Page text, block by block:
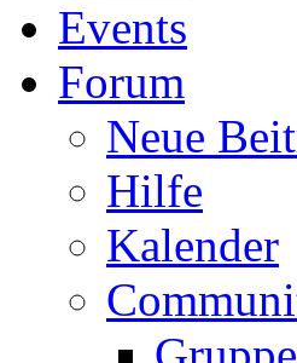
Events
Forum
Neue
Hilfe
Kalender